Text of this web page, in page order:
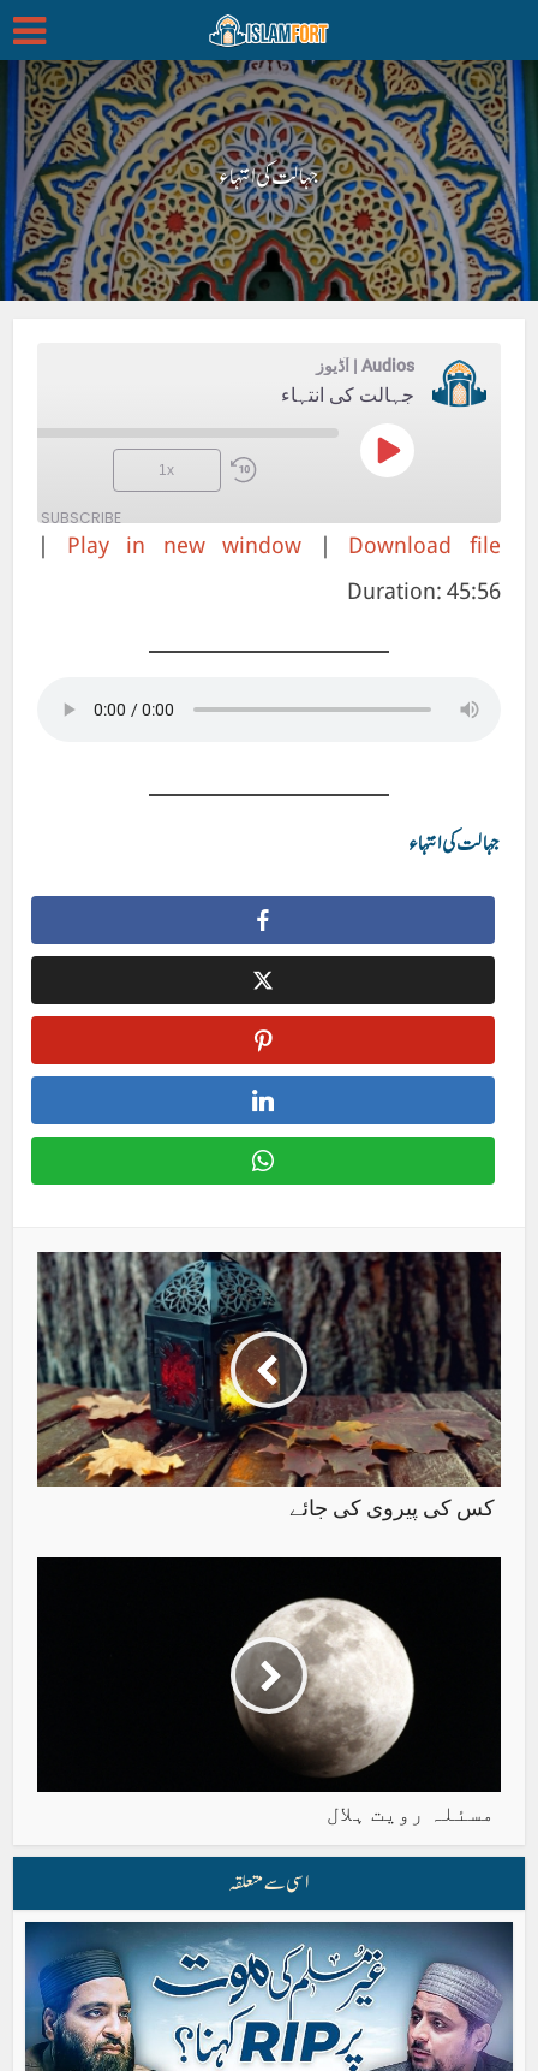
جہالت کی انتہاء
Audios | آڈیوز
جہالت کی انتہاء
Play
1x
SUBSCRIBE
RSS FEED
Download file
Play in new window
Duration: 45:56
جہالت کی انتہاء
کس کی پیروی کی جائے
مسئلہ رویت ہلال
اسی سے متعلقہ